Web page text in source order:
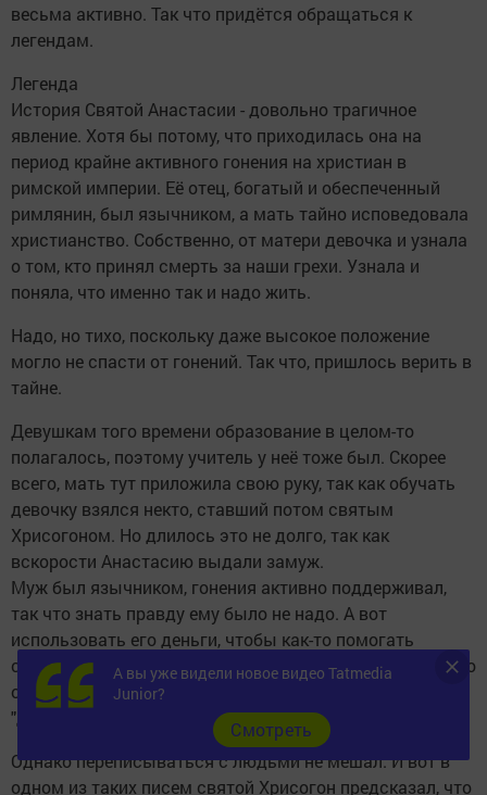
весьма активно. Так что придётся обращаться к
легендам.
Легенда
История Святой Анастасии - довольно трагичное
явление. Хотя бы потому, что приходилась она на
период крайне активного гонения на христиан в
римской империи. Её отец, богатый и обеспеченный
римлянин, был язычником, а мать тайно исповедовала
христианство. Собственно, от матери девочка и узнала
о том, кто принял смерть за наши грехи. Узнала и
поняла, что именно так и надо жить.
Надо, но тихо, поскольку даже высокое положение
могло не спасти от гонений. Так что, пришлось верить в
тайне.
Девушкам того времени образование в целом-то
полагалось, поэтому учитель у неё тоже был. Скорее
всего, мать тут приложила свою руку, так как обучать
девочку взялся некто, ставший потом святым
Хрисогоном. Но длилось это не долго, так как
вскорости Анастасию выдали замуж.
Муж был язычником, гонения активно поддерживал,
так что знать правду ему было не надо. А вот
использовать его деньги, чтобы как-то помогать
страждущим - очень даже надо. Но он довольно быстро
об этом прознал, поэтому посадил Анастасию под
"домашний арест".
Однако переписываться с людьми не мешал. И вот в
одном из таких писем святой Хрисогон предсказал, что
А вы уже видели новое видео Tatmedia
Junior?
Cмотреть